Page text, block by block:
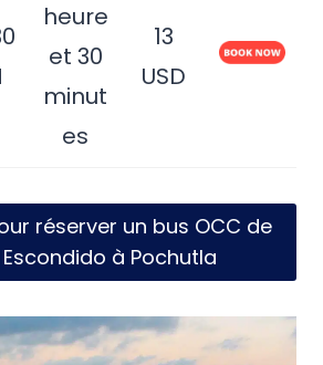
heure
et 30
minut
es
13
USD
réserver un bus OCC de
à Pochutla